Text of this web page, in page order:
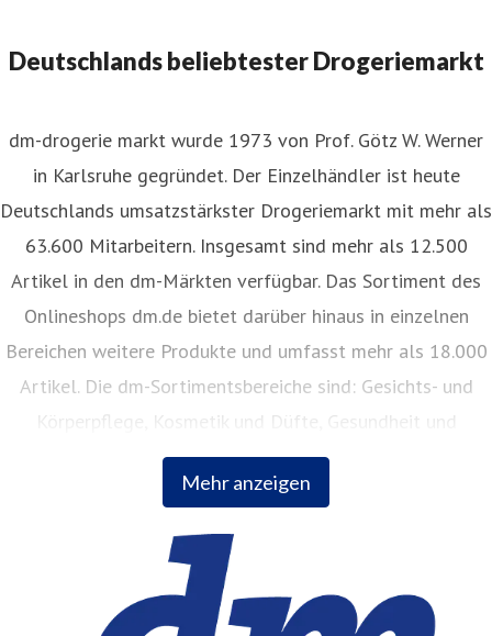
Deutschlands beliebtester Drogeriemarkt
Mehr anzeigen
dm-drogerie markt wurde 1973 von Prof. Götz W. Werner
in Karlsruhe gegründet. Der Einzelhändler ist heute
Deutschlands umsatzstärkster Drogeriemarkt mit mehr als
63.600 Mitarbeitern. Insgesamt sind mehr als 12.500
Artikel in den dm-Märkten verfügbar. Das Sortiment des
Onlineshops dm.de bietet darüber hinaus in einzelnen
Bereichen weitere Produkte und umfasst mehr als 18.000
Artikel. Die dm-Sortimentsbereiche sind: Gesichts- und
Körperpflege, Kosmetik und Düfte, Gesundheit und
Naturkost, Babynahrung, Babykleidung, Babypflege,
Haushalt, Foto, Hygieneartikel, Tiernahrung.